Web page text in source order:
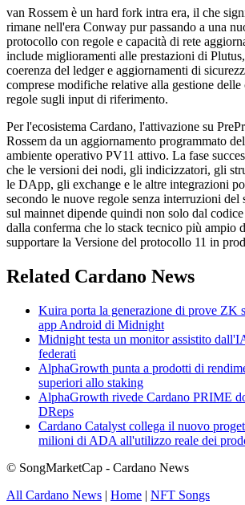
van Rossem è un hard fork intra era, il che
rimane nell'era Conway pur passando a una
protocollo con regole e capacità di rete
include miglioramenti alle prestazioni di
coerenza del ledger e aggiornamenti di
comprese modifiche relative alla gestione
regole sugli input di riferimento.
Per l'ecosistema Cardano, l'attivazione su
Rossem da un aggiornamento programmato
ambiente operativo PV11 attivo. La fase
che le versioni dei nodi, gli indicizzatori, gli
le DApp, gli exchange e le altre integrazioni
secondo le nuove regole senza interruzioni
sul mainnet dipende quindi non solo dal
dalla conferma che lo stack tecnico più ampio
supportare la Versione del protocollo 11 in
Related Cardano News
Kuira porta la generazione di prove ZK
app Android di Midnight
Midnight testa un monitor assistito
federati
AlphaGrowth punta a prodotti di
superiori allo staking
AlphaGrowth rivede Cardano PRIME
DReps
Cardano Catalyst collega il nuovo
milioni di ADA all'utilizzo reale dei
© SongMarketCap - Cardano News
All Cardano News | Home | NFT Songs